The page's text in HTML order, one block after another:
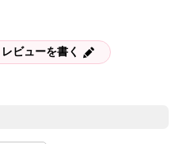
レビューを書く